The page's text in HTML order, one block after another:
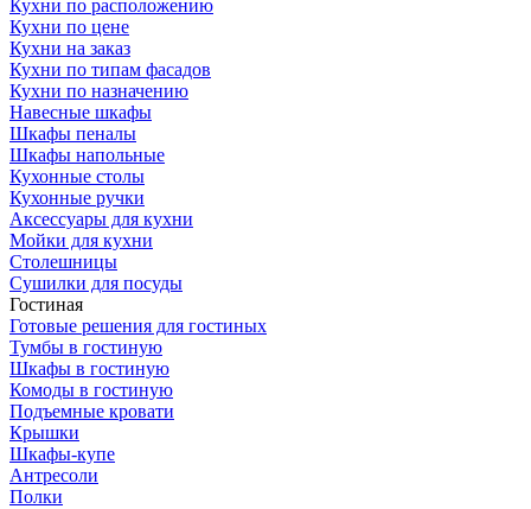
Кухни по расположению
Кухни по цене
Кухни на заказ
Кухни по типам фасадов
Кухни по назначению
Навесные шкафы
Шкафы пеналы
Шкафы напольные
Кухонные столы
Кухонные ручки
Аксессуары для кухни
Мойки для кухни
Столешницы
Сушилки для посуды
Гостиная
Готовые решения для гостиных
Тумбы в гостиную
Шкафы в гостиную
Комоды в гостиную
Подъемные кровати
Крышки
Шкафы-купе
Антресоли
Полки